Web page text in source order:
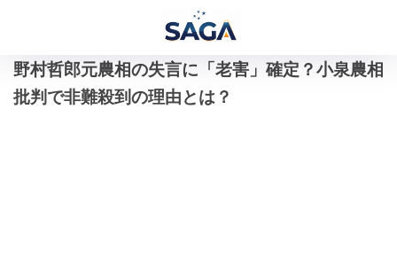
野村哲郎元農相の失言に「老害」確定？小泉農相
批判で非難殺到の理由とは？